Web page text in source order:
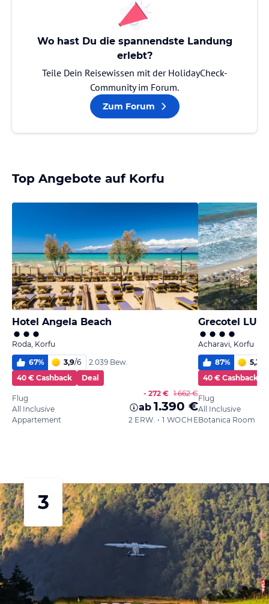
Wo hast Du die spannendste Landung
erlebt?
Teile Dein Reisewissen mit der HolidayCheck-
Community im Forum.
Zum Forum
Top Angebote auf Korfu
Hotel Angela Beach
Roda, Korfu
67% 3,9/6
2.039 Bew.
40 € Cashback
Deal
Flug
All Inclusive
Appartement
- 272 € 1.662 €
ab 1.390 €
2 ERW. • 1 WOCHE
Grecotel
Acharavi, Korfu
87% 5,3
40 € Cashback
Flug
All Inclusive
3